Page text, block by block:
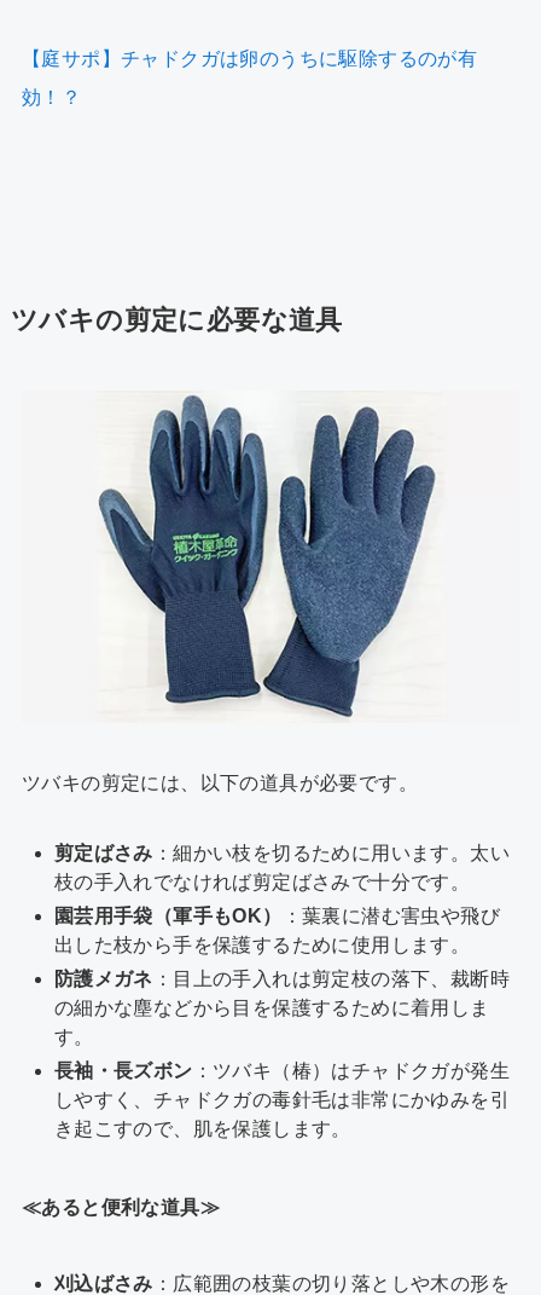
【庭サポ】チャドクガは卵のうちに駆除するのが有
効！？
ツバキの剪定に必要な道具
ツバキの剪定には、以下の道具が必要です。
剪定ばさみ ：細かい枝を切るために用います。太い
枝の手入れでなければ剪定ばさみで十分です。
園芸用手袋（軍手もOK）
：葉裏に潜む害虫や飛び
出した枝から手を保護するために使用します。
防護メガネ ：目上の手入れは剪定枝の落下、裁断時
の細かな塵などから目を保護するために着用しま
す。
長袖・長ズボン ：ツバキ （椿） はチャドクガが発生
しやすく、チャドクガの毒針毛は非常にかゆみを引
き起こすので、肌を保護します。
≪あると便利な道具≫
刈込ばさみ ：広範囲の枝葉の切り落としや木の形を